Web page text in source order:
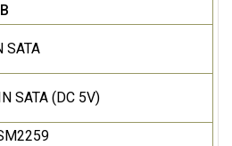
SATA
SATA (DC 5V)